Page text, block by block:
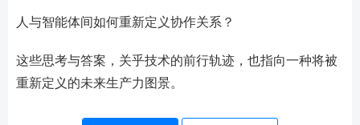
人与智能体间如何重新定义协作关系？
这些思考与答案，关乎技术的前行轨迹，也指向一种将被
重新定义的未来生产力图景。